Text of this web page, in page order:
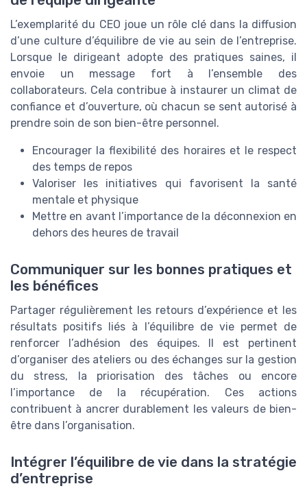
L’exemplarité du CEO joue un rôle clé dans la diffusion
d’une culture d’équilibre de vie au sein de l’entreprise.
Lorsque le dirigeant adopte des pratiques saines, il
envoie un message fort à l’ensemble des
collaborateurs. Cela contribue à instaurer un climat de
confiance et d’ouverture, où chacun se sent autorisé à
prendre soin de son bien-être personnel.
Encourager la flexibilité des horaires et le respect
des temps de repos
Valoriser les initiatives qui favorisent la santé
mentale et physique
Mettre en avant l’importance de la déconnexion en
dehors des heures de travail
Communiquer sur les bonnes pratiques et
les bénéfices
Partager régulièrement les retours d’expérience et les
résultats positifs liés à l’équilibre de vie permet de
renforcer l’adhésion des équipes. Il est pertinent
d’organiser des ateliers ou des échanges sur la gestion
du stress, la priorisation des tâches ou encore
l’importance de la récupération. Ces actions
contribuent à ancrer durablement les valeurs de bien-
être dans l’organisation.
Intégrer l’équilibre de vie dans la stratégie
d’entreprise